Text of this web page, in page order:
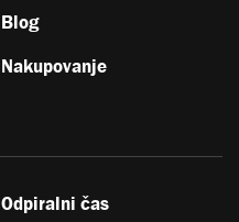
Blog
Nakupovanje
Odpiralni čas